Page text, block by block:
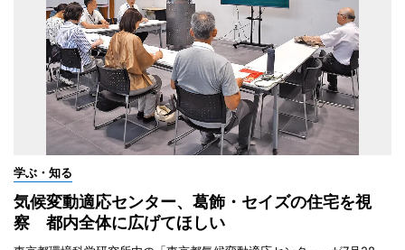
学ぶ・知る
気候変動適応センター、葛飾・セイズの住宅を視
察 都内全体に広げてほしい